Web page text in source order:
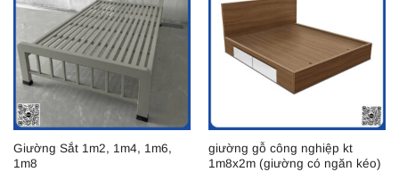
Giường Sắt 1m2, 1m4, 1m6,
1m8
giường gỗ công nghiệp kt
1m8x2m (giường có ngăn kéo)